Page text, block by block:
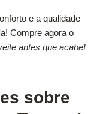
e a qualidade
! Compre agora o
antes que acabe!
sobre